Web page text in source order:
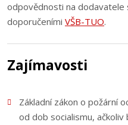
odpovědnosti na dodavatele
doporučeními VŠB-TUO.
Zajímavosti
Základní zákon o požární
od dob socialismu,